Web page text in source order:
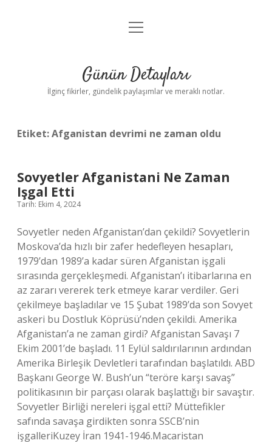
Gizlilik Politikası
Yasal Uyarı
menüyü
Günün Detayları
İlginç fikirler, gündelik paylaşımlar ve meraklı notlar.
Etiket:Afganistan devrimi ne zaman oldu
Sovyetler Afganistani Ne Zaman
Işgal Etti
Tarih: Ekim 4, 2024
Sovyetler neden Afganistan’dan çekildi? Sovyetlerin
Moskova’da hızlı bir zafer hedefleyen hesapları,
1979’dan 1989’a kadar süren Afganistan işgali
sırasında gerçekleşmedi. Afganistan’ı itibarlarına en
az zararı vererek terk etmeye karar verdiler. Geri
çekilmeye başladılar ve 15 Şubat 1989’da son Sovyet
askeri bu Dostluk Köprüsü’nden çekildi. Amerika
Afganistan’a ne zaman girdi? Afganistan Savaşı 7
Ekim 2001’de başladı. 11 Eylül saldırılarının ardından
Amerika Birleşik Devletleri tarafından başlatıldı. ABD
Başkanı George W. Bush’un “teröre karşı savaş”
politikasının bir parçası olarak başlattığı bir savaştır.
Sovyetler Birliği nereleri işgal etti? Müttefikler
safında savaşa girdikten sonra SSCB’nin
işgalleriKuzey İran 1941-1946.Macaristan